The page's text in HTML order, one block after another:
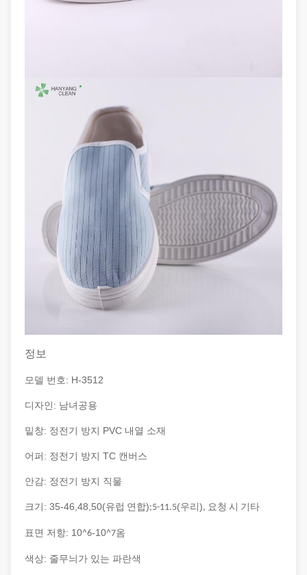
정보
모델 번호: H-3512
디자인: 남녀공용
밑창: 정전기 방지 PVC 내열 소재
어퍼: 정전기 방지 TC 캔버스
안감: 정전기 방지 직물
크기: 35-46,48,50(유럽 ​​연합);5-11.5(우리 ), 요청 시 기타
표면 저항: 10^6-10^7옴
색상: 줄무늬가 있는 파란색